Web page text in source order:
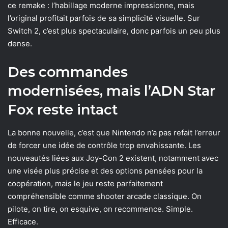
ce remake : l’habillage moderne impressionne, mais
l’original profitait parfois de sa simplicité visuelle. Sur
Switch 2, c’est plus spectaculaire, donc parfois un peu plus
dense.
Des commandes
modernisées, mais l’ADN Star
Fox reste intact
La bonne nouvelle, c’est que Nintendo n’a pas refait l’erreur
de forcer une idée de contrôle trop envahissante. Les
nouveautés liées aux Joy-Con 2 existent, notamment avec
une visée plus précise et des options pensées pour la
coopération, mais le jeu reste parfaitement
compréhensible comme shooter arcade classique. On
pilote, on tire, on esquive, on recommence. Simple.
Efficace.